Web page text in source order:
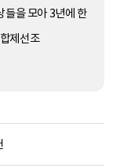
을 모아 3년에 한
제선조